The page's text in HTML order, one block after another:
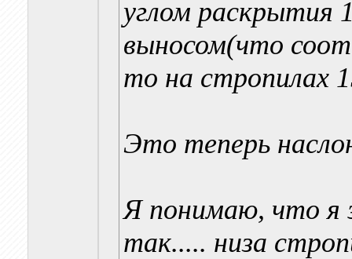
углом раскрытия
выносом(что
то на стропилах
Это теперь
Я понимаю, что я
так..... низа